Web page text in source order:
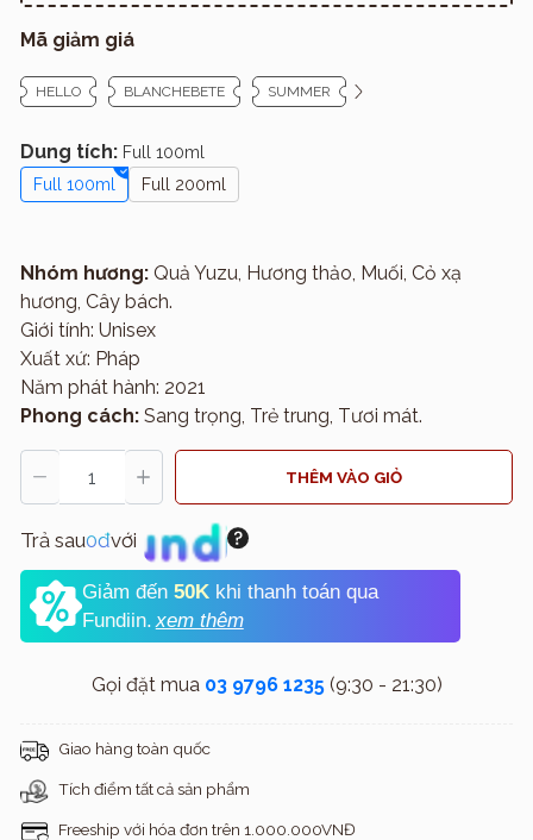
Mã giảm giá
HELLO BLANCHEBETE SUMMER
Dung tích: Full 100ml
Full 100ml
Full 200ml
Nhóm hương: Quả Yuzu, Hương thảo, Muối, Cỏ xạ
hương, Cây bách.
Giới tính: Unisex
Xuất xứ: Pháp
Năm phát hành: 2021
Phong cách: Sang trọng, Trẻ trung, Tươi mát.
THÊM VÀO GIỎ
Trả sau0đvới
Giảm đến 50K khi thanh toán qua
Fundiin. xem thêm
Gọi đặt mua 03 9796 1235(9:30 - 21:30)
Giao hàng toàn quốc
Tích điểm tất cả sản phẩm
Freeship với hóa đơn trên 1.000.000VNĐ